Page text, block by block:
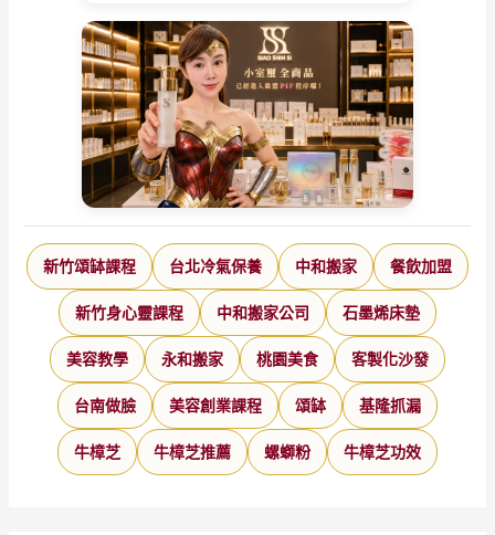
新竹頌缽課程 台北冷氣保養 中和搬家 餐飲加盟
新竹身心靈課程 中和搬家公司 石墨烯床墊
美容教學 永和搬家 桃園美食 客製化沙發
台南做臉 美容創業課程 頌缽 基隆抓漏
牛樟芝 牛樟芝推薦 螺螄粉 牛樟芝功效